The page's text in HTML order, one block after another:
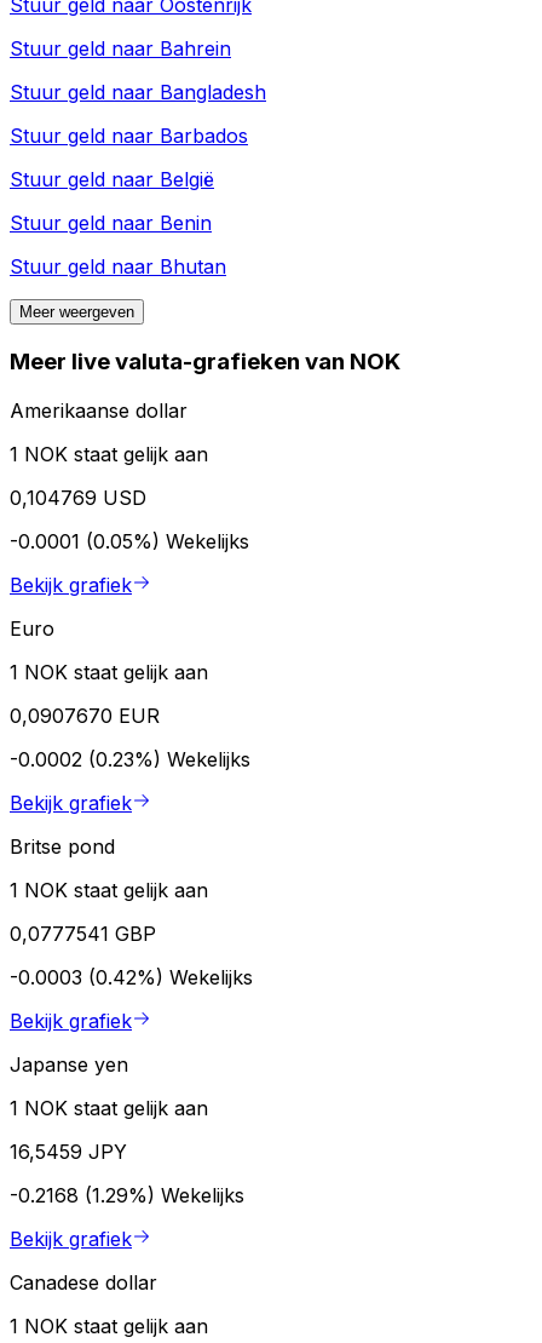
Stuur geld naar Oostenrijk
Stuur geld naar Bahrein
Stuur geld naar Bangladesh
Stuur geld naar Barbados
Stuur geld naar België
Stuur geld naar Benin
Stuur geld naar Bhutan
Meer weergeven
Meer live valuta-grafieken van NOK
Amerikaanse dollar
1 NOK staat gelijk aan
0,104769 USD
-0.0001 (0.05%) Wekelijks
Bekijk grafiek
Euro
1 NOK staat gelijk aan
0,0907670 EUR
-0.0002 (0.23%) Wekelijks
Bekijk grafiek
Britse pond
1 NOK staat gelijk aan
0,0777541 GBP
-0.0003 (0.42%) Wekelijks
Bekijk grafiek
Japanse yen
1 NOK staat gelijk aan
16,5459 JPY
-0.2168 (1.29%) Wekelijks
Bekijk grafiek
Canadese dollar
1 NOK staat gelijk aan